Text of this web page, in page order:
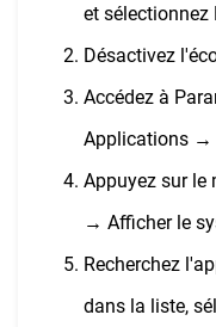
et sélectionnez
Désactivez
Accédez à
Applications →
Appuyez sur le
→ Afficher le
Recherchez
dans la liste,